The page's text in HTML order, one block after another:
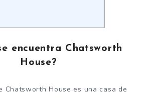
encuentra Chatsworth
House?
Chatsworth House es una casa de